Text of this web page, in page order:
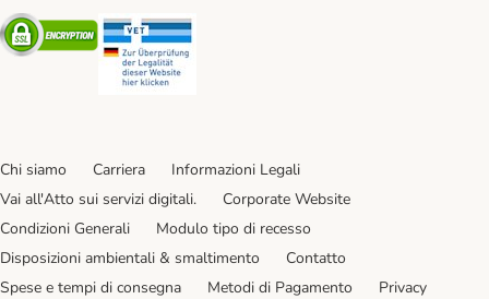
Security
Chi siamo Carriera
Informazioni Legali
Vai all'Atto sui servizi digitali.
Corporate Website
Condizioni Generali
Modulo tipo di recesso
Disposizioni ambientali & smaltimento
Contatto
Spese e tempi di consegna
Metodi di Pagamento
Privacy